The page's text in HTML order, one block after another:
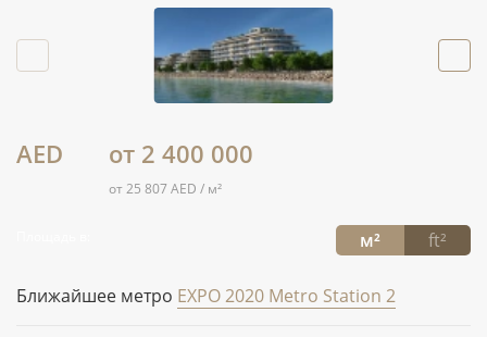
AED от 2 400 000
от 25 807 AED / м²
м² ft²
Ближайшее метро EXPO 2020 Metro Station 2